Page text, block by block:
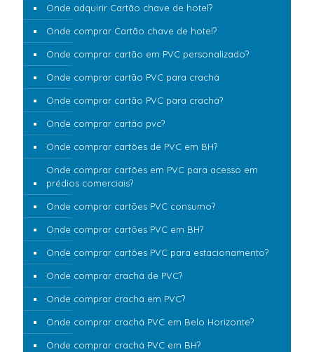
Onde adquirir Cartão chave de hotel?
Onde comprar Cartão chave de hotel?
Onde comprar cartão em PVC personalizado?
Onde comprar cartão PVC para crachá
Onde comprar cartão PVC para crachá?
Onde comprar cartão pvc?
Onde comprar cartões de PVC em BH?
Onde comprar cartões em PVC para acesso em
prédios comerciais?
Onde comprar cartões PVC consumo?
Onde comprar cartões PVC em BH?
Onde comprar cartões PVC para estacionamento?
Onde comprar crachá de PVC?
Onde comprar crachá em PVC?
Onde comprar crachá PVC em Belo Horizonte?
Onde comprar crachá PVC em BH?